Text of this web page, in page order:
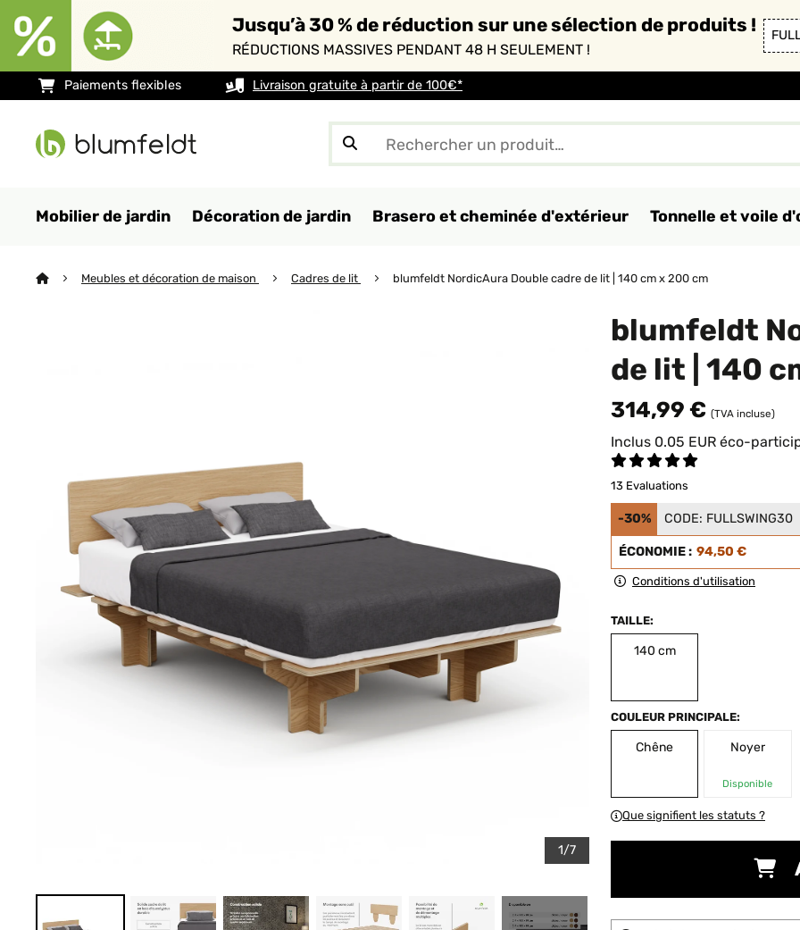
Jusqu’à 30 % de réduction sur une sélection de produits !
RÉDUCTIONS MASSIVES PENDANT 48 H SEULEMENT !
Paiements flexibles Livraison gratuite à partir de 100€*
Mobilier de jardin Décoration de jardin Brasero et cheminée d'extérieur Tonnelle et voile
Meubles et décoration de maison Cadres de lit blumfeldt NordicAura Double cadre de lit | 140 cm x 200 cm
1/7
blumfeldt
de lit | 140
314,99 € (TVA incluse)
Inclus 0.05 EUR éco-
13 Evaluations
-30% CODE: FULLSWING30
ÉCONOMIE : 94,50 €
Conditions d'utilisation
TAILLE:
140 cm
COULEUR PRINCIPALE:
Chêne Noyer
Disponible
Que signifient les statuts ?